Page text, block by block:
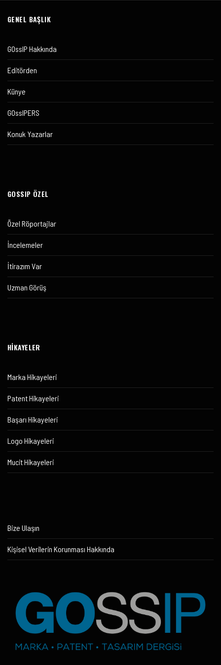
GENEL BAŞLIK
GOssIP Hakkında
Editörden
Künye
GOssIPERS
Konuk Yazarlar
GOSSIP ÖZEL
Özel Röportajlar
İncelemeler
İtirazım Var
Uzman Görüş
HİKAYELER
Marka Hikayeleri
Patent Hikayeleri
Başarı Hikayeleri
Logo Hikayeleri
Mucit Hikayeleri
Bize Ulaşın
Kişisel Verilerin Korunması Hakkında